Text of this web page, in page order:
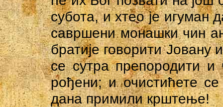
субота, и хтео је игуман
савршени монашки чин
братије говорити
се сутра препородити
рођени; и очистићете
дана примили крштење!